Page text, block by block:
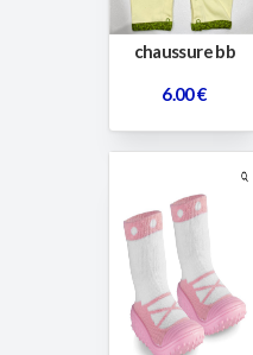
chaussure bb
6.00 €